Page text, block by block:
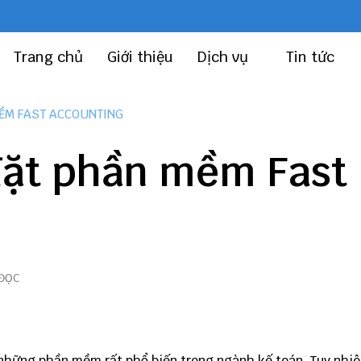
Trang chủ Giới thiệu Dịch vụ Tin tức
FAST ACCOUNTING
phần mềm Fast